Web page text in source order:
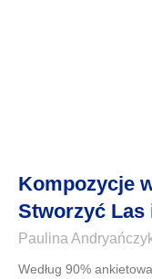
Kompozycje
Stworzyć Las
Paulina
Według 90%